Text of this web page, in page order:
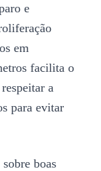
e
em
facilita o
a
para evitar
boas